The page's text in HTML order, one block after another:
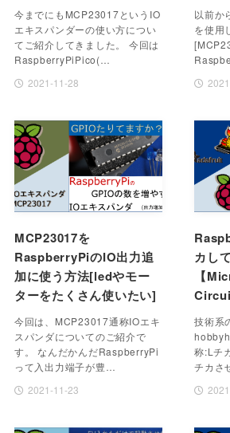
今までにもMCP23017というIO
エキスパンダーの使い方につい
てご紹介してきました。 今回は
RaspberryPiPico(…
2021-11-28
以前か
を使用
MCP23017を
RaspberryPiのIO出力追
加に使う方法[ledやモー
ターをたくさん使いたい]
今回は、MCP23017通称IOエキ
スパンダについてのご紹介で
す。 なんだかんだRaspberryPi
って入出力端子が豊…
2021-11-23
カし
【
技術系
称:Lチ
チカさ